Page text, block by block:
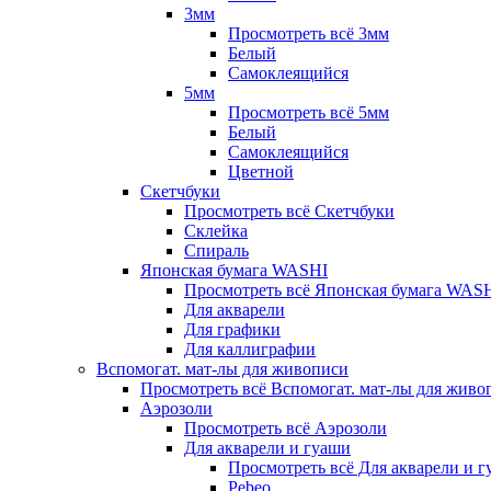
3мм
Просмотреть всё 3мм
Белый
Самоклеящийся
5мм
Просмотреть всё 5мм
Белый
Самоклеящийся
Цветной
Скетчбуки
Просмотреть всё Скетчбуки
Склейка
Спираль
Японская бумага WASHI
Просмотреть всё Японская бумага
Для акварели
Для графики
Для каллиграфии
Вспомогат. мат-лы для живописи
Просмотреть всё Вспомогат. мат-лы для
Аэрозоли
Просмотреть всё Аэрозоли
Для акварели и гуаши
Просмотреть всё Для акварели и
Pebeo